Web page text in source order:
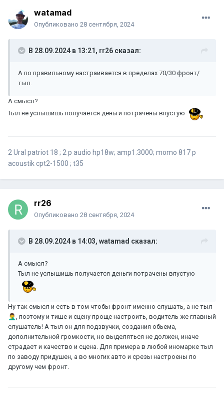
watamad
Опубликовано 28 сентября, 2024
В 28.09.2024 в 13:21, rr26 сказал:
А по правильному настраивается в пределах 70/30 фронт/
тыл.
А смысл?
Тыл не услышишь получается деньги потрачены впустую
2 Ural patriot 18 ; 2 p audio hp18w; amp1.3000; momo 817 p
acoustik cpt2-1500 ; t35
rr26
Опубликовано 28 сентября, 2024
В 28.09.2024 в 14:03, watamad сказал:
А смысл?
Тыл не услышишь получается деньги потрачены впустую
Ну так смысл и есть в том чтобы фронт именно слушать, а не тыл
🤦‍♂️ , поэтому и тише и сцену проще настроить, водитель же главный
слушатель! А тыл он для подзвучки, создания обьема,
дополнительной громкости, но выделяться не должен, иначе
страдает и качество и сцена. Для примера в любой иномарке тыл
по заводу придушен, а во многих авто и срезы настроены по
другому чем фронт.